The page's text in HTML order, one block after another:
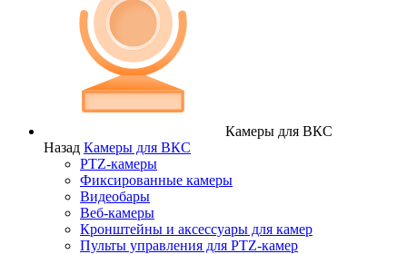
Камеры для ВКС
Назад Камеры для ВКС
PTZ-камеры
Фиксированные камеры
Видеобары
Веб-камеры
Кронштейны и аксессуары для камер
Пульты управления для PTZ-камер